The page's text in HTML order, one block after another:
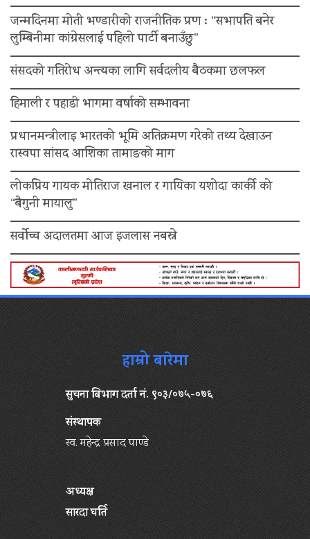
जन्मदिनमा मोती भण्डारीको राजनीतिक प्रण : “सभापति बनेर
लुम्बिनीमा कांग्रेसलाई पहिलो पार्टी बनाउँछु”
संसदको गतिरोध अन्त्यका लागि सर्वदलीय बैठकमा छलफल
हिमाली र पहाडी भागमा वर्षाको सम्भावना
प्रधानमन्त्रीलाइ भारतको भूमि अतिक्रमण गरेको तथ्य देखाउन
रास्वपा सांसद आशिका तामाङको माग
लोकप्रिय गायक मोतिराज खनाल र गायिका यशोदा कार्की को
“बैगुनी मायालु”
सर्वोच्च अदालतमा आज इजलास नबस्ने
हाम्रो बारेमा
सुचना बिभाग दर्ता नं. ९०३/०७५-०७६
संस्थापक
स्व. महेन्द्र प्रसाद पाण्डे
अध्यक्ष
सारदा घर्ति